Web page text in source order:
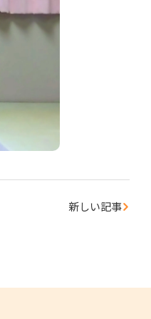
新しい記事